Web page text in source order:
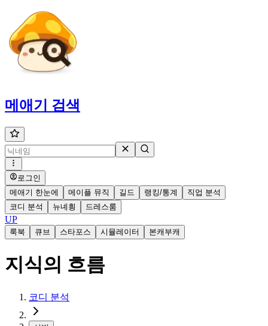
메애기 검색
로그인
메애기 한눈에
메이플 뮤직 길드 랭킹/통계
직업 분석
코디 분석
뉴녜힁 드레스룸
UP
룩북 큐브 스타포스 시뮬레이터 본캐부캐
지식의 흐름
코디 분석